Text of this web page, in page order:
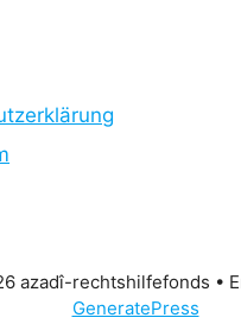
azadî-rechtshilfefonds •
GeneratePress